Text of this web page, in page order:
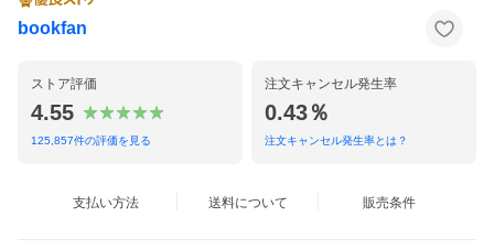
bookfan
ストア評価
4.55
125,857件の評価を見る
注文キャンセル発生率
0.43％
注文キャンセル発生率とは？
支払い方法 送料について 販売条件